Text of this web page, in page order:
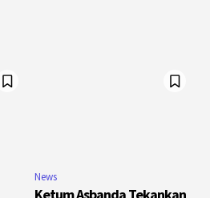
News
Ketum Asbanda Tekankan